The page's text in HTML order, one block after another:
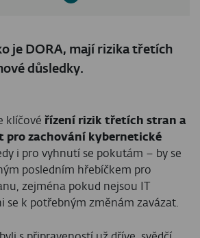
je DORA, mají rizika třetích
důsledky.
klíčové řízení rizik třetích stran a
pro zachování kybernetické
i pro vyhnutí se pokutám – by se
posledním hřebíčkem pro
zejména pokud nejsou IT
se k potřebným změnám zavázat.